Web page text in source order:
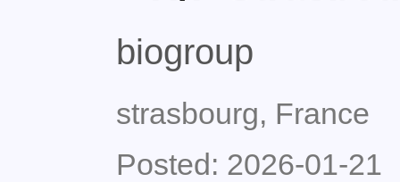
biogroup
strasbourg, France
Posted: 2026-01-21